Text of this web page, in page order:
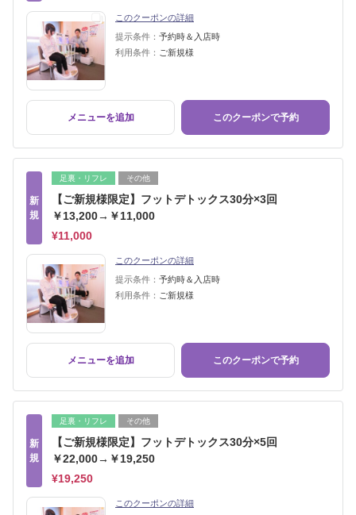
このクーポンの詳細
提示条件： 予約時＆入店時
利用条件： ご新規様
メニューを追加 このクーポンで予約
新
規
足裏・リフレ その他
【ご新規様限定】フットデトックス30分×3回
￥13,200→￥11,000
¥11,000
このクーポンの詳細
提示条件： 予約時＆入店時
利用条件： ご新規様
メニューを追加 このクーポンで予約
新
規
足裏・リフレ その他
【ご新規様限定】フットデトックス30分×5回
￥22,000→￥19,250
¥19,250
このクーポンの詳細